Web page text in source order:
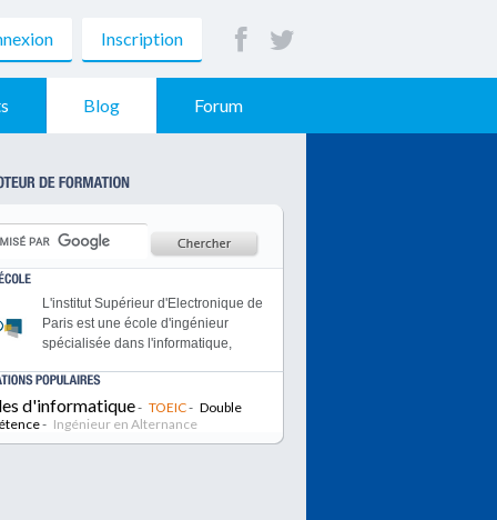
Inscription
Blog Forum
L'institut Supérieur d'Electronique de
Paris est une école d'ingénieur
spécialisée dans l'informatique,
télécommunications.
Le MSc Ingénierie d’Affaires : une
double compétence technologique
et managériale pour manager les
d'informatique- TOEIC- Double
- Ingénieur en Alternance